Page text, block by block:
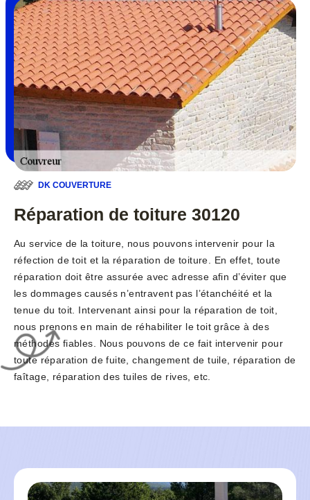
DK COUVERTURE
Réparation de toiture 30120
Au service de la toiture, nous pouvons intervenir pour la
réfection de toit et la réparation de toiture. En effet, toute
réparation doit être assurée avec adresse afin d’éviter que
les dommages causés n’entravent pas l’étanchéité et la
tenue du toit. Intervenant ainsi pour la réparation de toit,
nous prenons en main de réhabiliter le toit grâce à des
méthodes fiables. Nous pouvons de ce fait intervenir pour
toute réparation de fuite, changement de tuile, réparation de
faîtage, réparation des tuiles de rives, etc.